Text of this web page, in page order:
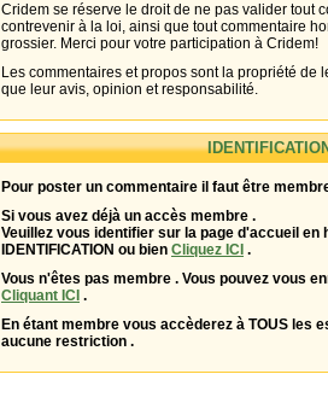
Cridem se réserve le droit de ne pas valider tout
contrevenir à la loi, ainsi que tout commentaire
grossier. Merci pour votre participation à Cridem!
Les commentaires et propos sont la propriété de
que leur avis, opinion et responsabilité.
Pour poster un commentaire il faut être
Si vous avez déjà un accès membre .
Veuillez vous identifier sur la page d'accueil en
IDENTIFICATION ou bien Cliquez ICI .
Vous n'êtes pas membre . Vous pouvez vous
Cliquant ICI .
En étant membre vous accèderez à TOUS les
aucune restriction .